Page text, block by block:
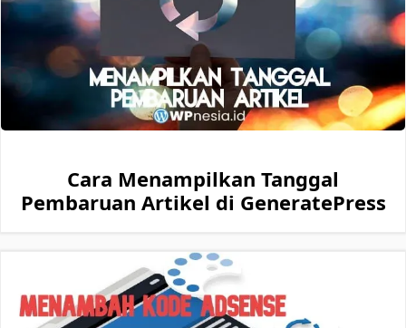
Cara Menampilkan Tanggal
Pembaruan Artikel di GeneratePress